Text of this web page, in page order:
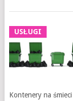
USŁUGI
Kontenery na